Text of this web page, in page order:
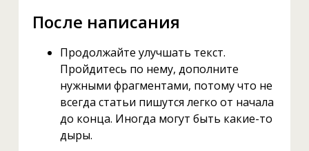
После написания
Продолжайте улучшать текст.
Пройдитесь по нему, дополните
нужными фрагментами, потому что не
всегда статьи пишутся легко от начала
до конца. Иногда могут быть какие-то
дыры.